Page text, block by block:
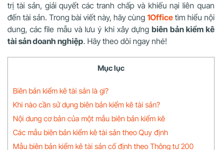
trị tài sản, giải quyết các tranh chấp và khiếu nại liên quan
đến tài sản. Trong bài viết này, hãy cùng 1Office tìm hiểu nội
dung, các file mẫu và lưu ý khi xây dựngbiên bản kiểm kê
tài sản doanh nghiệp. Hãy theo dõi ngay nhé!
Mục lục
Biên bản kiểm kê tài sản là gì?
Khi nào cần sử dụng biên bản kiểm kê tài sản?
Nội dung cơ bản của một mẫu biên bản kiểm kê
Các mẫu biên bản kiểm kê tài sản theo Quy định
Mẫu biên bản kiểm kê tài sản cố định theo Thông tư 200